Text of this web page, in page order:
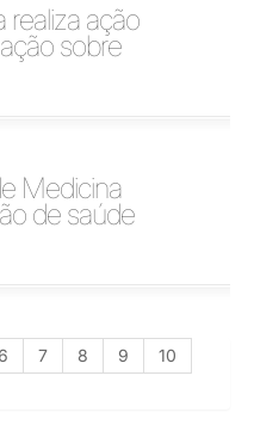
realiza ação
sobre
Medicina
de saúde
7 8 9
10